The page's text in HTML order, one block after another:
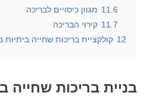
11.6 מגוון כיסויים לבריכה
11.7 קירוי הבריכה
12 קולקציית בריכות שחייה ביתיות
בניית בריכות שחייה